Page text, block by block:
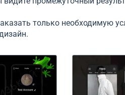
только необходимую